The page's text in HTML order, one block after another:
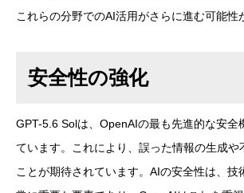
これらの分野でのAI活用がさらに進む可能性
安全性の強化
GPT-5.6 Solは、OpenAIの最も先進的な安全
ています。これにより、誤った情報の生成や
ことが期待されています。AIの安全性は、技